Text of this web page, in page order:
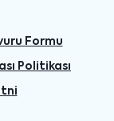
Formu
Politikası